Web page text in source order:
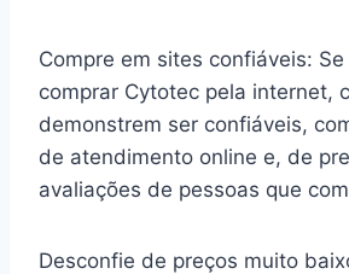
Compre em sites confiáveis:
comprar Cytotec pela internet,
demonstrem ser confiáveis,
de atendimento online e, de
avaliações de pessoas que
Desconfie de preços muito